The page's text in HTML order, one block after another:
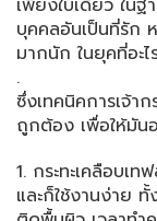
เพียงใบเดียว​ ในฐ
บุคคลอันเป็นที่รัก​
มากนัก​ ในยุคที่อะ
.
ซึ่งเทคนิคการเจ้า
ถูกต้อง​ เพื่อให้มัน​
1. กระทะเคลือบเ
และก็ใช้งานง่าย​ ทั้